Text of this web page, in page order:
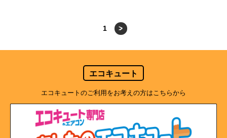
1 >
エコキュート
エコキュートのご利用をお考えの方はこちらから